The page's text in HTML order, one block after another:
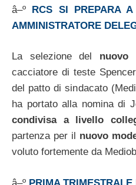
â–º RCS SI PREPARA
AMMINISTRATORE
La selezione del nuovo
cacciatore di teste
del patto di sindacato
ha portato alla nomina di
condivisa a livello
partenza per il nuovo
voluto fortemente da
â–º PRIMA